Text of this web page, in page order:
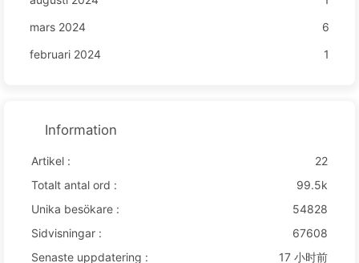
mars 2024
6
februari 2024
1
Information
Artikel :
22
Totalt antal ord :
99.5k
Unika besökare :
54828
Sidvisningar :
67608
Senaste uppdatering :
17 小时前